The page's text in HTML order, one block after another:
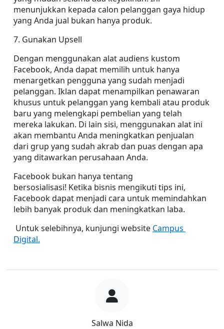
Salwa Nida
menunjukkan kepada calon pelanggan gaya hidup
yang Anda jual bukan hanya produk.
7. Gunakan Upsell
Dengan menggunakan alat audiens kustom
Facebook, Anda dapat memilih untuk hanya
menargetkan pengguna yang sudah menjadi
pelanggan. Iklan dapat menampilkan penawaran
khusus untuk pelanggan yang kembali atau produk
baru yang melengkapi pembelian yang telah
mereka lakukan. Di lain sisi, menggunakan alat ini
akan membantu Anda meningkatkan penjualan
dari grup yang sudah akrab dan puas dengan apa
yang ditawarkan perusahaan Anda.
Facebook bukan hanya tentang
bersosialisasi! Ketika bisnis mengikuti tips ini,
Facebook dapat menjadi cara untuk memindahkan
lebih banyak produk dan meningkatkan laba.
Untuk selebihnya, kunjungi website Campus
Digital.